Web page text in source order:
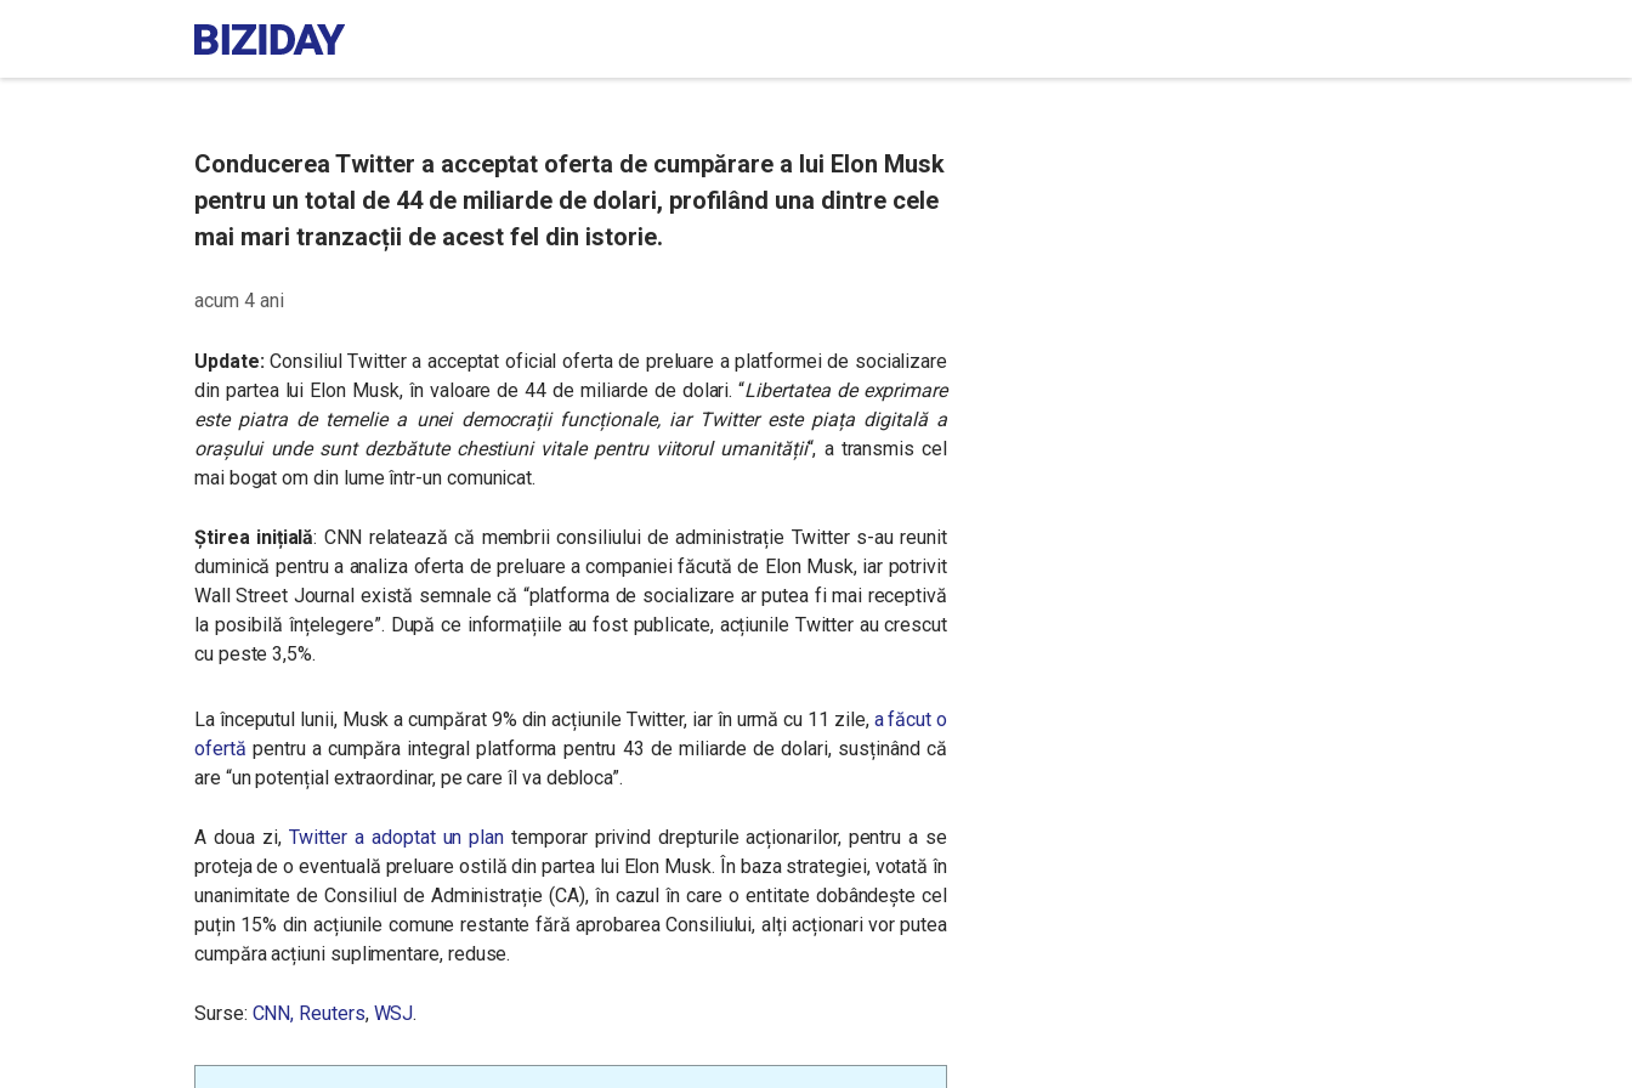
Conducerea Twitter a acceptat oferta de cumpărare a lui Elon Musk
pentru un total de 44 de miliarde de dolari, profilând una dintre cele
mai mari tranzacții de acest fel din istorie.
acum 4 ani
Update:Consiliul Twitter a acceptat oficial oferta de preluare a platformei de socializare
din partea lui Elon Musk, în valoare de 44 de miliarde de dolari. “Libertatea de exprimare
este piatra de temelie a unei democrații funcționale, iar Twitter este piața digitală a
orașului unde sunt dezbătute chestiuni vitale pentru viitorul umanității“, a transmis cel
mai bogat om din lume într-un comunicat.
Știrea inițială: CNN relatează că membrii consiliului de administrație Twitter s-au reunit
duminică pentru a analiza oferta de preluare a companiei făcută de Elon Musk, iar potrivit
Wall Street Journal există semnale că “platforma de socializare ar putea fi mai receptivă
la posibilă înțelegere”. După ce informațiile au fost publicate, acțiunile Twitter au crescut
cu peste 3,5%.
La începutul lunii, Musk a cumpărat 9% din acțiunile Twitter, iar în urmă cu 11 zile, a făcut o
ofertă pentru a cumpăra integral platforma pentru 43 de miliarde de dolari, susținând că
are “un potențial extraordinar, pe care îl va debloca”.
A doua zi, Twitter a adoptat un plan temporar privind drepturile acționarilor, pentru a se
proteja de o eventuală preluare ostilă din partea lui Elon Musk. În baza strategiei, votată în
unanimitate de Consiliul de Administrație (CA), în cazul în care o entitate dobândește cel
puțin 15% din acțiunile comune restante fără aprobarea Consiliului, alți acționari vor putea
cumpăra acțiuni suplimentare, reduse.
Surse: CNN, Reuters, WSJ.